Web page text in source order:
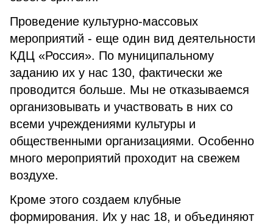
Проведение культурно-массовых
мероприятий - еще один вид деятельности
КДЦ «Россия». По муниципальному
заданию их у нас 130, фактически же
проводится больше. Мы не отказываемся
организовывать и участвовать в них со
всеми учреждениями культуры и
общественными организациями. Особенно
много мероприятий проходит на свежем
воздухе.
Кроме этого создаем клубные
формирования. Их у нас 18, и объединяют